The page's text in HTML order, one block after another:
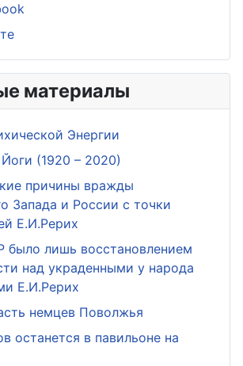
материалы
Энергии
(1920 – 2020)
причины вражды
Запада и России с точки
Е.И.Рерих
было лишь восстановлением
над украденными у народа
Е.И.Рерих
немцев Поволжья
останется в павильоне на